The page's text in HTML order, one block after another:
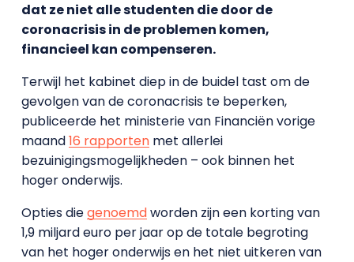
dat ze niet alle studenten die door de
coronacrisis in de problemen komen,
financieel kan compenseren.
Terwijl het kabinet diep in de buidel tast om de
gevolgen van de coronacrisis te beperken,
publiceerde het ministerie van Financiën vorige
maand16 rapportenmet allerlei
bezuinigingsmogelijkheden – ook binnen het
hoger onderwijs.
Opties diegenoemdworden zijn een korting van
1,9 miljard euro per jaar op de totale begroting
van het hoger onderwijs en het niet uitkeren van